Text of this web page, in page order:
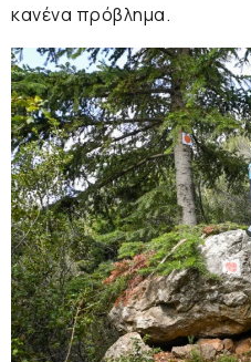
κανένα πρόβλημα.